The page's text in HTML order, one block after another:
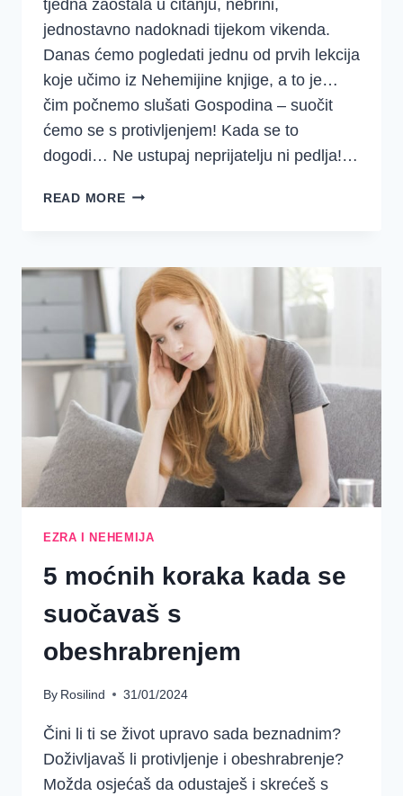
tjedna zaostala u čitanju, nebrini,
jednostavno nadoknadi tijekom vikenda.
Danas ćemo pogledati jednu od prvih lekcija
koje učimo iz Nehemijine knjige, a to je…
čim počnemo slušati Gospodina – suočit
ćemo se s protivljenjem! Kada se to
dogodi… Ne ustupaj neprijatelju ni pedlja!…
READ MORENE
PEDLJA
DVA
NAČINA
ZA
POBJEDU
NAD
NEPRIJATELJEM
EZRA I NEHEMIJA
5 moćnih koraka kada se
suočavaš s
obeshrabrenjem
By Rosilind 31/01/2024
Čini li ti se život upravo sada beznadnim?
Doživljavaš li protivljenje i obeshrabrenje?
Možda osjećaš da odustaješ i skrećeš s